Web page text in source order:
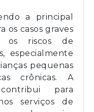
a principal
os casos graves
os riscos de
especialmente
pequenas
crônicas. A
para
serviços de